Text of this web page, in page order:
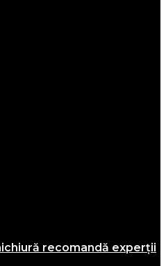
recomandă experții